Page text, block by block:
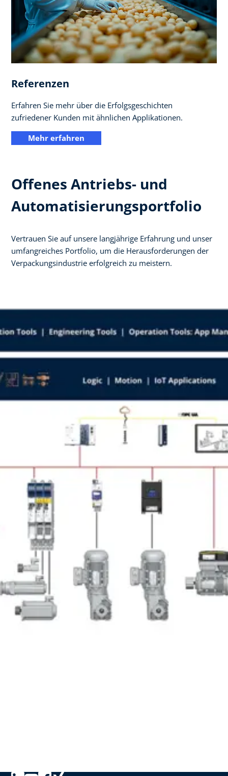
Referenzen
Erfahren Sie mehr über die Erfolgsgeschichten
zufriedener Kunden mit ähnlichen Applikationen.
Mehr erfahren
Offenes Antriebs- und
Automatisierungsportfolio
Vertrauen Sie auf unsere langjährige Erfahrung und unser
umfangreiches Portfolio, um die Herausforderungen der
Verpackungsindustrie erfolgreich zu meistern. ​